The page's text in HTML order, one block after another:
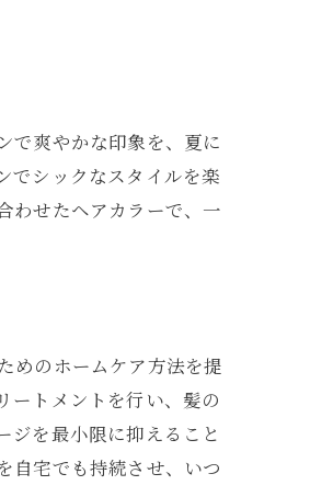
で爽やかな印象を、夏に
でシックなスタイルを楽
わせたヘアカラーで、一
めのホームケア方法を提
ートメントを行い、髪の
ジを最小限に抑えること
自宅でも持続させ、いつ